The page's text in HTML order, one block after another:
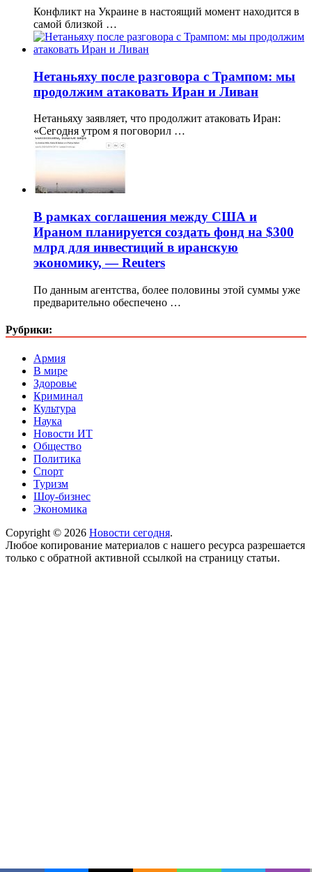
Конфликт на Украине в настоящий момент находится в
самой близкой …
Нетаньяху после разговора с Трампом: мы
продолжим атаковать Иран и Ливан
Нетаньяху заявляет, что продолжит атаковать Иран:
«Сегодня утром я поговорил …
В рамках соглашения между США и
Ираном планируется создать фонд на $300
млрд для инвестиций в иранскую
экономику, — Reuters
По данным агентства, более половины этой суммы уже
предварительно обеспечено …
Рубрики:
Армия
В мире
Здоровье
Криминал
Культура
Наука
Новости ИТ
Общество
Политика
Спорт
Туризм
Шоу-бизнес
Экономика
Copyright © 2026 Новости сегодня.
Любое копирование материалов с нашего ресурса разрешается
только с обратной активной ссылкой на страницу статьи.